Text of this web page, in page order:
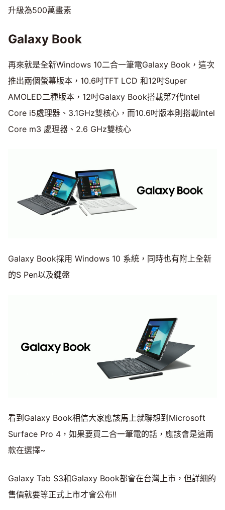
升級為500萬畫素
Galaxy Book
再來就是全新Windows 10二合一筆電Galaxy Book，這次
推出兩個螢幕版本，10.6吋TFT LCD 和12吋Super
AMOLED二種版本，12吋Galaxy Book搭載第7代Intel
Core i5處理器、3.1GHz雙核心，而10.6吋版本則搭載Intel
Core m3 處理器、2.6 GHz雙核心
Galaxy Book採用 Windows 10 系統，同時也有附上全新
的S Pen以及鍵盤
看到Galaxy Book相信大家應該馬上就聯想到Microsoft
Surface Pro 4，如果要買二合一筆電的話，應該會是這兩
款在選擇~
Galaxy Tab S3和Galaxy Book都會在台灣上市，但詳細的
售價就要等正式上市才會公布!!